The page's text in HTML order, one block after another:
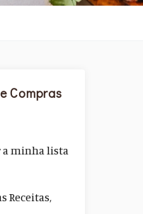
Compras
a minha lista
Receitas,